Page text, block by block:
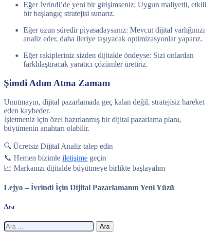
Eğer İvrindi’de yeni bir girişimseniz: Uygun maliyetli, etkili
bir başlangıç stratejisi sunarız.
Eğer uzun süredir piyasadaysanız: Mevcut dijital varlığınızı
analiz eder, daha ileriye taşıyacak optimizasyonlar yaparız.
Eğer rakipleriniz sizden dijitalde öndeyse: Sizi onlardan
farklılaştıracak yaratıcı çözümler üretiriz.
Şimdi Adım Atma Zamanı
Unutmayın, dijital pazarlamada geç kalan değil, stratejisiz hareket
eden kaybeder.
İşletmeniz için özel hazırlanmış bir dijital pazarlama planı,
büyümenin anahtarı olabilir.
🔍 Ücretsiz Dijital Analiz talep edin
📞 Hemen bizimle iletişime geçin
📈 Markanızı dijitalde büyütmeye birlikte başlayalım
Lejyo – İvrindi İçin Dijital Pazarlamanın Yeni Yüzü
Ara
Arama: